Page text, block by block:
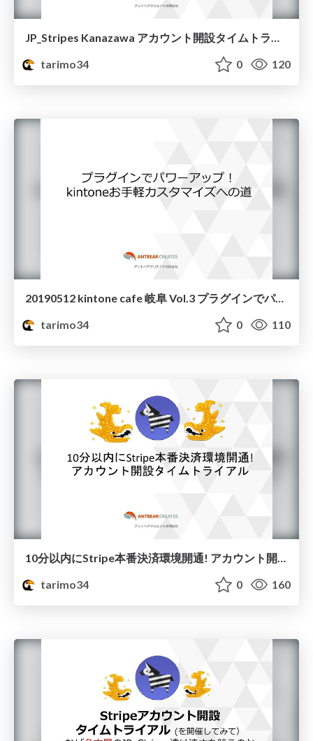
JP_Stripes Kanazawa アカウント開設タイムトライアル
tarimo34
0 120
20190512 kintone cafe 岐阜 Vol.3 プラグインでパワーアップ！
tarimo34
0 110
10分以内にStripe本番決済環境開通! アカウント開設タイムトライアル
tarimo34
0 160